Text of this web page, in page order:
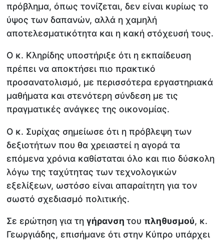
πρόβλημα, όπως τονίζεται, δεν είναι κυρίως το
ύψος των δαπανών, αλλά η χαμηλή
αποτελεσματικότητα και η κακή στόχευσή τους.
Ο κ. Κληρίδης υποστήριξε ότι η εκπαίδευση
πρέπει να αποκτήσει πιο πρακτικό
προσανατολισμό, με περισσότερα εργαστηριακά
μαθήματα και στενότερη σύνδεση με τις
πραγματικές ανάγκες της οικονομίας.
Ο κ. Συρίχας σημείωσε ότι η πρόβλεψη των
δεξιοτήτων που θα χρειαστεί η αγορά τα
επόμενα χρόνια καθίσταται όλο και πιο δύσκολη
λόγω της ταχύτητας των τεχνολογικών
εξελίξεων, ωστόσο είναι απαραίτητη για τον
σωστό σχεδιασμό πολιτικής.
Σε ερώτηση για τηγήρανσητου πληθυσμού, κ.
Γεωργιάδης, επισήμανε ότι στην Κύπρο υπάρχει